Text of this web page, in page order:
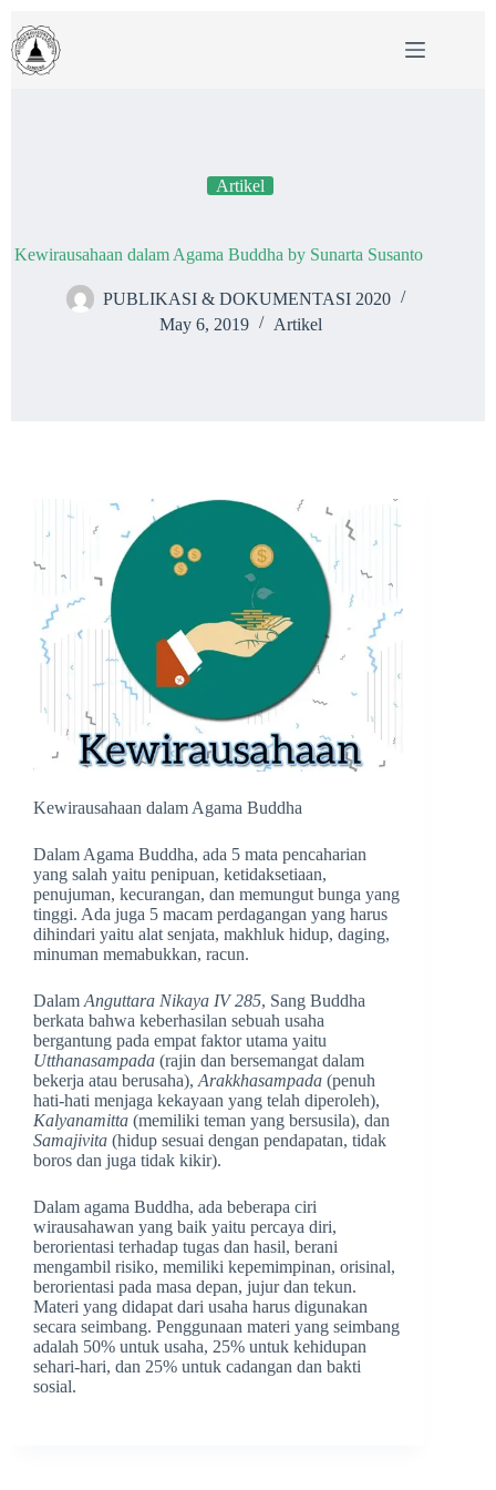
to
content
Artikel
Kewirausahaan dalam Agama Buddha by Sunarta Susanto
PUBLIKASI & DOKUMENTASI 2020
May 6, 2019
Artikel
Kewirausahaan dalam Agama Buddha
Dalam Agama Buddha, ada 5 mata pencaharian
yang salah yaitu penipuan, ketidaksetiaan,
penujuman, kecurangan, dan memungut bunga yang
tinggi. Ada juga 5 macam perdagangan yang harus
dihindari yaitu alat senjata, makhluk hidup, daging,
minuman memabukkan, racun.
Dalam Anguttara Nikaya IV 285, Sang Buddha
berkata bahwa keberhasilan sebuah usaha
bergantung pada empat faktor utama yaitu
Utthanasampada (rajin dan bersemangat dalam
bekerja atau berusaha), Arakkhasampada (penuh
hati-hati menjaga kekayaan yang telah diperoleh),
Kalyanamitta (memiliki teman yang bersusila), dan
Samajivita (hidup sesuai dengan pendapatan, tidak
boros dan juga tidak kikir).
Dalam agama Buddha, ada beberapa ciri
wirausahawan yang baik yaitu percaya diri,
berorientasi terhadap tugas dan hasil, berani
mengambil risiko, memiliki kepemimpinan, orisinal,
berorientasi pada masa depan, jujur dan tekun.
Materi yang didapat dari usaha harus digunakan
secara seimbang. Penggunaan materi yang seimbang
adalah 50% untuk usaha, 25% untuk kehidupan
sehari-hari, dan 25% untuk cadangan dan bakti
sosial.